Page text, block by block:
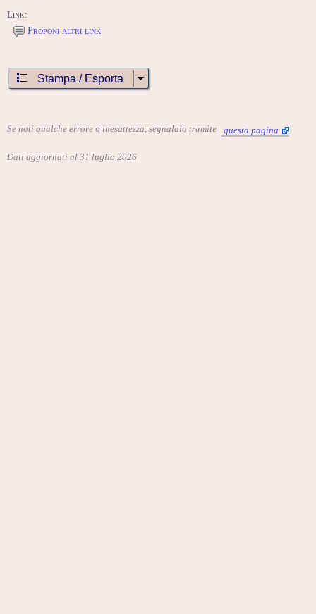
Link:
Proponi altri link
Stampa / Esporta
Se noti qualche errore o inesattezza, segnalalo tramite questa pagina
Dati aggiornati al 31 luglio 2026